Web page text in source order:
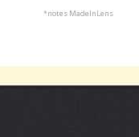
*notes MadeInLens